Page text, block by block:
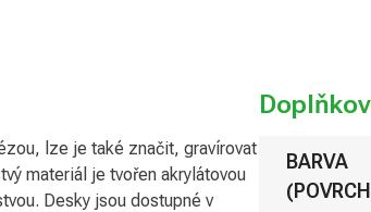
lze je také značit, gravírovat
materiál je tvořen akrylátovou
Desky jsou dostupné v
BARVA